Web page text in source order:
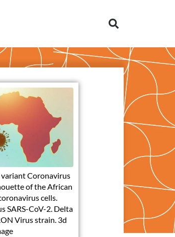
Coronavirus
of the African
cells.
SARS-CoV-2. Delta
Virus strain. 3d